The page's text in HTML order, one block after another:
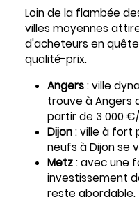
Loin de la flambée
villes moyennes
d'acheteurs en
qualité-prix.
Angers: ville
trouve àAngers
partir de 3 000
Dijon: ville à fort
neufs à Dijonse
Metz: avec une
investissement
reste abordable.